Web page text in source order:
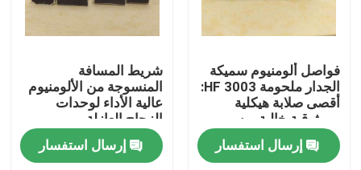
فواصل ألومنيوم سميكة
الجدار ملحومة HF 3003:
أقصى صلابة هيكلية
وموثوقية خالية من
الضبابية لوحدات IGU
المتميزةإرسال استفسار
شريط المسافة
المنسوجة من الألومنيوم
عالية الأداء لوحدات
الزجاج العازلة
إرسال استفسار